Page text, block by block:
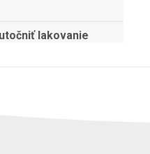
lakovanie